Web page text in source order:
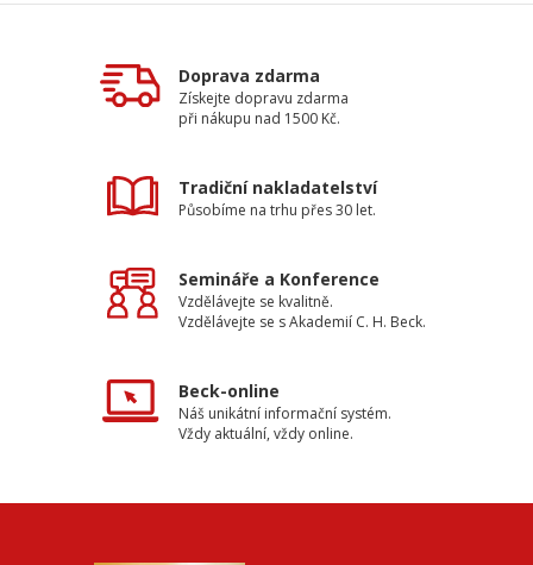
Doprava zdarma
Získejte dopravu zdarma
při nákupu nad 1500 Kč.
Tradiční nakladatelství
Působíme na trhu přes 30 let.
Semináře a Konference
Vzdělávejte se kvalitně.
Vzdělávejte se s Akademií C. H. Beck.
Beck-online
Náš unikátní informační systém.
Vždy aktuální, vždy online.